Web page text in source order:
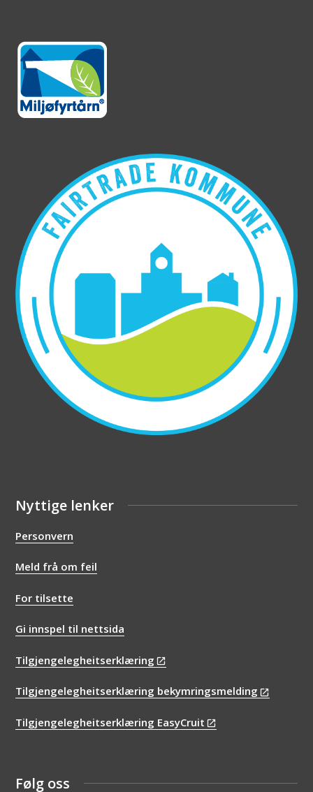
Nyttige lenker
Personvern
Meld frå om feil
For tilsette
Gi innspel til nettsida
Tilgjengelegheitserklæring
Tilgjengelegheitserklæring bekymringsmelding
Tilgjengelegheitserklæring EasyCruit
Følg oss